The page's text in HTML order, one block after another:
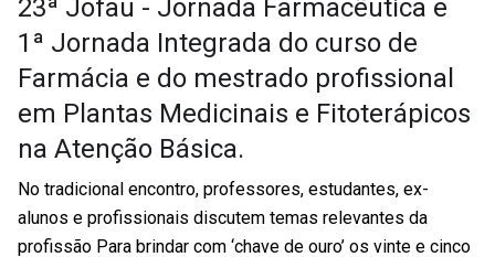
23ª Jofau - Jornada Farmacêutica e
1ª Jornada Integrada do curso de
Farmácia e do mestrado profissional
em Plantas Medicinais e Fitoterápicos
na Atenção Básica.
No tradicional encontro, professores, estudantes, ex-
alunos e profissionais discutem temas relevantes da
profissão Para brindar com ‘chave de ouro’ os vinte e cinco